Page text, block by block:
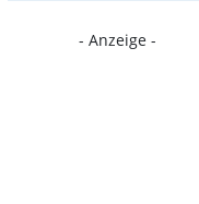
- Anzeige -